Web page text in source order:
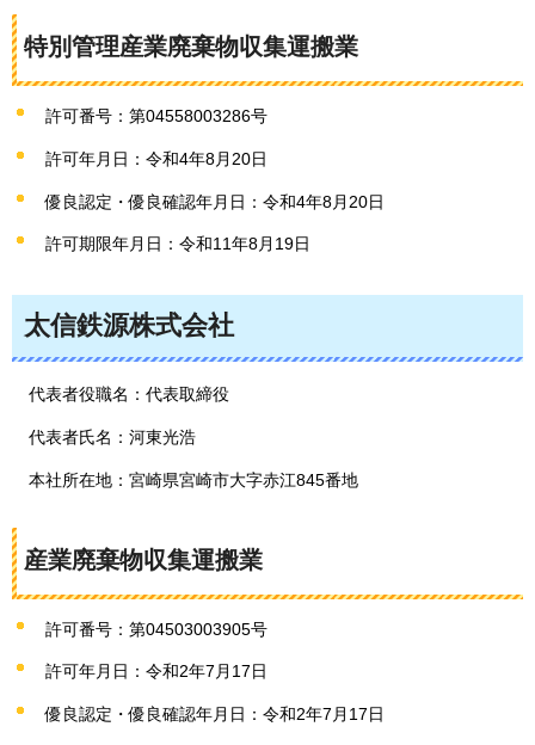
特別管理産業廃棄物収集運搬業
許可番号：第04558003286号
許可年月日：令和4年8月20日
優良認定・優良確認年月日：令和4年8月20日
許可期限年月日：令和11年8月19日
太信鉄源株式会社
代表者役職名：代表取締役
代表者氏名：河東光浩
本社所在地：宮崎県宮崎市大字赤江845番地
産業廃棄物収集運搬業
許可番号：第04503003905号
許可年月日：令和2年7月17日
優良認定・優良確認年月日：令和2年7月17日